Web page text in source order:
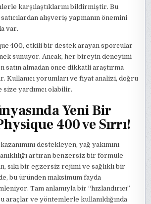
karşılaştıklarını bildirmiştir. Bu
alışveriş yapmanın önemini
var.
400, etkili bir destek arayan sporcular
sunuyor. Ancak, her bireyin deneyimi
satın almadan önce dikkatli araştırma
Kullanıcı yorumları ve fiyat analizi, doğru
yardımcı olabilir.
Yeni Bir
400 ve Sırrı!
destekleyen, yağ yakımını
artıran benzersiz bir formüle
sıkı bir egzersiz rejimi ve sağlıklı bir
bu üründen maksimum fayda
Tam anlamıyla bir “hızlandırıcı”
araçlar ve yöntemlerle kullanıldığında